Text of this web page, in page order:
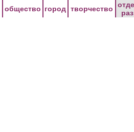
общество город творчество